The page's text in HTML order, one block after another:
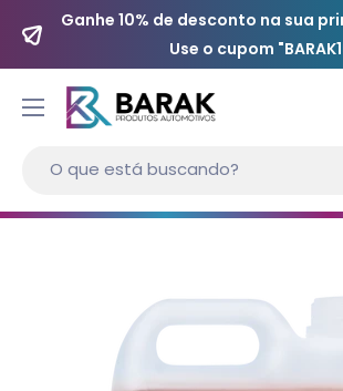
Ganhe 10% de desconto na sua
Use o cupom